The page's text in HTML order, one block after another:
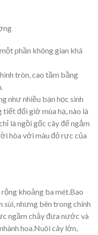
phần không gian khá
tròn, cao tầm bằng
như nhiều bạn học sinh
đổi giờ mùa hạ, nào là
là ngồi gốc cây để ngắm
hòa với màu đỏ rực của
khoảng ba mét.Bao
sùi, nhưng bên trong chính
ngầm chảy đưa nước và
hoa.Nuôi cây lớn,